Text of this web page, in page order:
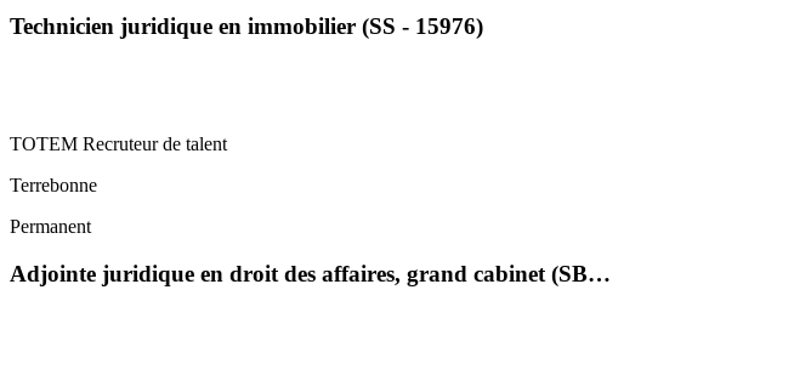
Technicien juridique en immobilier (SS - 15976)
TOTEM Recruteur de talent
Terrebonne
Permanent
Adjointe juridique en droit des affaires, grand cabinet (SB…